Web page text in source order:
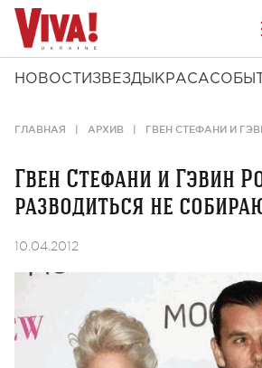
НОВОСТИ ЗВЕЗДЫ КРАСА
ГЛАВНАЯ АРХИВ ГВЕН СТЕФАНИ И
Гвен Стефани и Гэвин
разводиться не
10.04.2012